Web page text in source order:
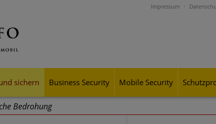
Impressum
sichern Business Security Mobile Security
Bedrohung